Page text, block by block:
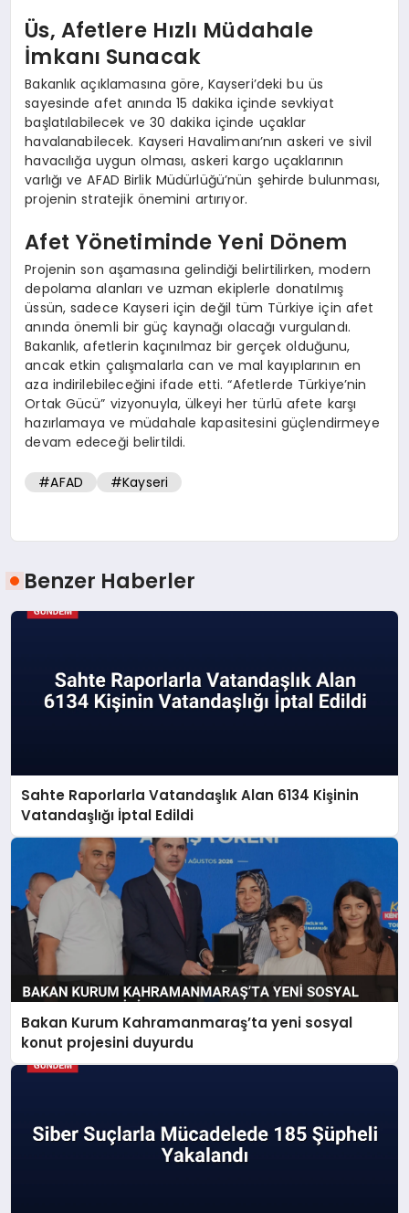
Üs, Afetlere Hızlı Müdahale
İmkanı Sunacak
Bakanlık açıklamasına göre, Kayseri’deki bu üs
sayesinde afet anında 15 dakika içinde sevkiyat
başlatılabilecek ve 30 dakika içinde uçaklar
havalanabilecek. Kayseri Havalimanı’nın askeri ve sivil
havacılığa uygun olması, askeri kargo uçaklarının
varlığı ve AFAD Birlik Müdürlüğü’nün şehirde bulunması,
projenin stratejik önemini artırıyor.
Afet Yönetiminde Yeni Dönem
Projenin son aşamasına gelindiği belirtilirken, modern
depolama alanları ve uzman ekiplerle donatılmış
üssün, sadece Kayseri için değil tüm Türkiye için afet
anında önemli bir güç kaynağı olacağı vurgulandı.
Bakanlık, afetlerin kaçınılmaz bir gerçek olduğunu,
ancak etkin çalışmalarla can ve mal kayıplarının en
aza indirilebileceğini ifade etti. “Afetlerde Türkiye’nin
Ortak Gücü” vizyonuyla, ülkeyi her türlü afete karşı
hazırlamaya ve müdahale kapasitesini güçlendirmeye
devam edeceği belirtildi.
#AFAD #Kayseri
Benzer Haberler
Sahte Raporlarla Vatandaşlık Alan 6134 Kişinin
Vatandaşlığı İptal Edildi
Bakan Kurum Kahramanmaraş’ta yeni sosyal
konut projesini duyurdu